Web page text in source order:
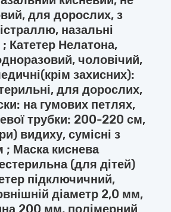
для дорослих, з
назальні
; Катетер Нелатона,
чоловічий,
захисних):
для дорослих,
на гумових петлях,
трубки: 200-220 см,
видиху, сумісні з
; Маска киснева
(для дітей)
підключичний,
діаметр 2,0 мм,
200 мм, полімерний